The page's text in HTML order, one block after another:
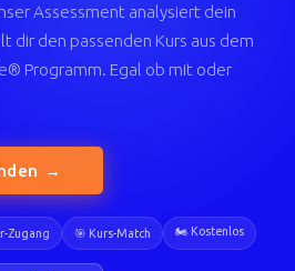
Assessment analysiert dein
dir den passenden Kurs aus dem
Programm. Egal ob mit oder
→
Zugang 🎯 Kurs-Match 🏍️ Kostenlos